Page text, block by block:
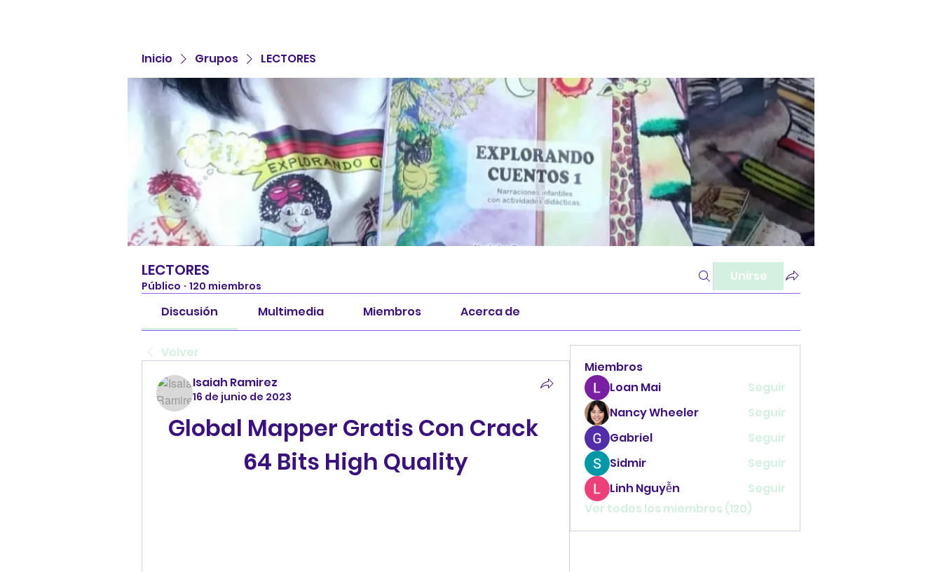
Inicio Grupos LECTORES
LECTORES
Público · 120 miembros
Unirse
Discusión Multimedia Miembros Acerca de
Volver
Isaiah Ramirez
16 de junio de 2023
Global Mapper Gratis Con Crack
64 Bits High Quality
Miembros
Loan Mai
Seguir
Nancy Wheeler
Seguir
Gabriel
Seguir
Sidmir
Seguir
Linh Nguyễn
Seguir
Ver todos los miembros (120)